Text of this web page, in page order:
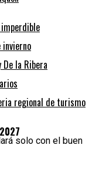
la Ribera
regional de turismo
solo con el buen